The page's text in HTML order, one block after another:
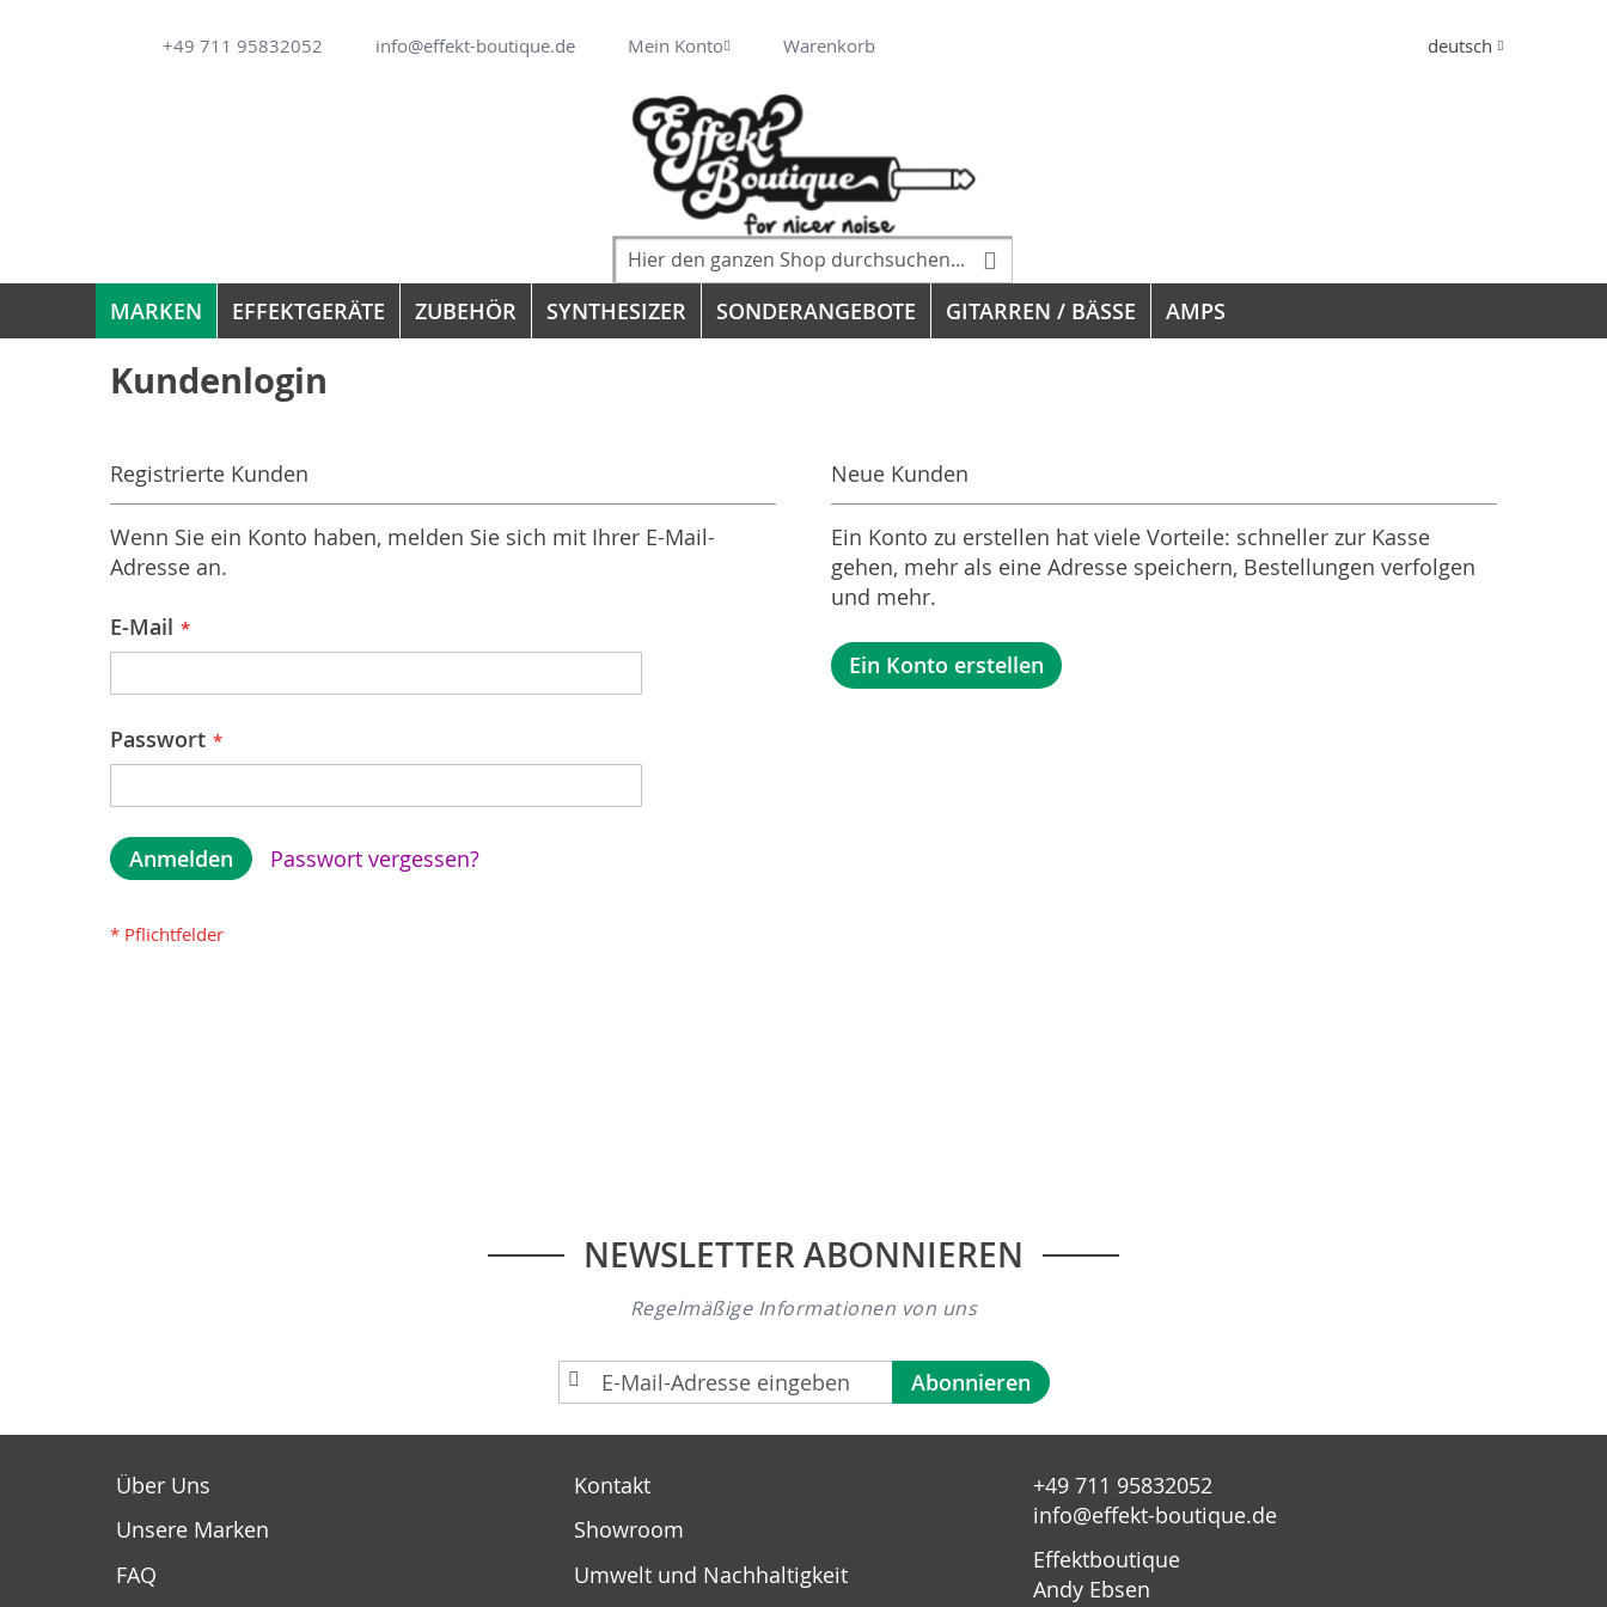
+49 711 95832052 info@effekt-boutique.de Mein KontoVeränderung
Warenkorb Sprache
deutsch
Suche Suche
MARKEN EFFEKTGERÄTE ZUBEHÖR SYNTHESIZER SONDERANGEBOTE GITARREN / BÄSSE AMPS
Kundenlogin
Registrierte Kunden
Wenn Sie ein Konto haben, melden Sie sich mit Ihrer E-Mail-
Adresse an.
E-Mail
Passwort
Anmelden Passwort vergessen?
Neue Kunden
Ein Konto zu erstellen hat viele Vorteile: schneller zur Kasse
gehen, mehr als eine Adresse speichern, Bestellungen verfolgen
und mehr.
Ein Konto erstellen
NEWSLETTER ABONNIEREN
Regelmäßige Informationen von uns
A
n
m
Abonnieren
Über Uns
Unsere Marken
FAQ
Kontakt
Showroom
Umwelt und Nachhaltigkeit
+49 711 95832052
info@effekt-boutique.de
Effektboutique
Andy Ebsen